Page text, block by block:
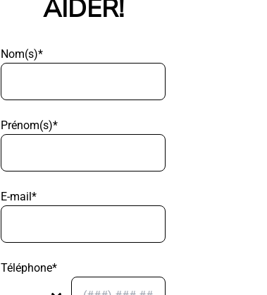
AIDER!
Nom(s)*
Prénom(s)*
E-mail*
Téléphone*